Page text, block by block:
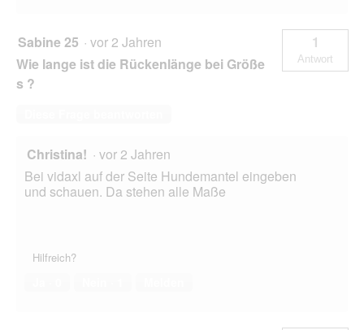
Sabine 25 · vor 2 Jahren
Wie lange ist die Rückenlänge bei Größe
s ?
1
Antwort
Christina! · vor 2 Jahren
Bei vidaxl auf der Seite Hundemantel eingeben
und schauen. Da stehen alle Maße
Hilfreich?